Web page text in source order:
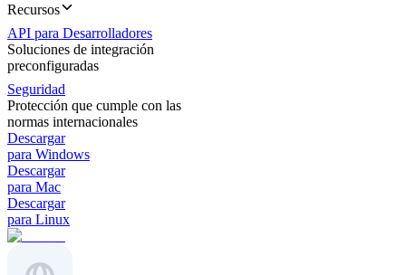
Recursos
API para Desarrolladores
Soluciones de integración
preconfiguradas
Seguridad
Protección que cumple con las
normas internacionales
Descargar
para Windows
Descargar
para Mac
Descargar
para Linux